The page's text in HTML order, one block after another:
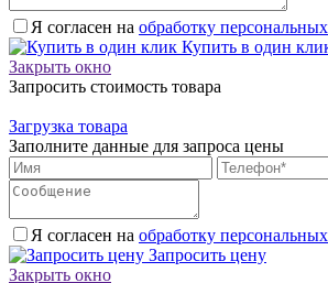
Я согласен на обработку
Купить в один
Закрыть окно
Запросить стоимость товара
Загрузка товара
Заполните данные для запроса цены
Я согласен на обработку
Запросить цену
Закрыть окно